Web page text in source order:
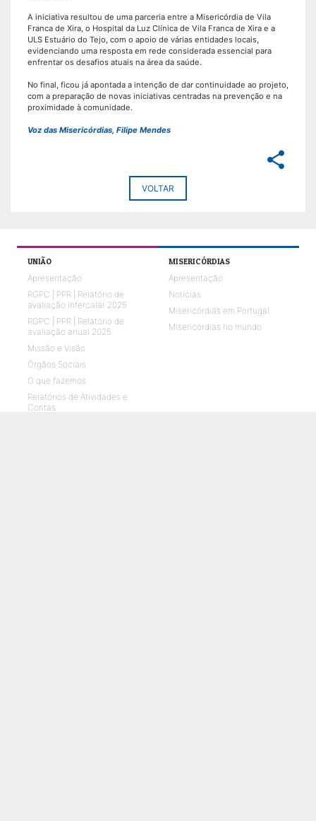
A iniciativa resultou de uma parceria entre a Misericórdia de Vila
Franca de Xira, o Hospital da Luz Clínica de Vila Franca de Xira e a
ULS Estuário do Tejo, com o apoio de várias entidades locais,
evidenciando uma resposta em rede considerada essencial para
enfrentar os desafios atuais na área da saúde.
No final, ficou já apontada a intenção de dar continuidade ao projeto,
com a preparação de novas iniciativas centradas na prevenção e na
proximidade à comunidade.
Voz das Misericórdias, Filipe Mendes
share
VOLTAR
UNIÃO
Apresentação
RGPC | PPR | Relatório de
avaliação intercalar 2025
RGPC | PPR | Relatório de
avaliação anual 2025
Missão e Visão
Órgãos Sociais
O que fazemos
Relatórios de Atividades e
Contas
MISERICÓRDIAS
Apresentação
Notícias
Misericórdias em Portugal
Misericórdias no mundo